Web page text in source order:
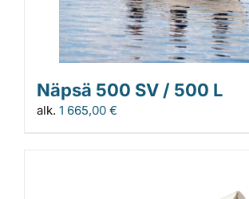
Näpsä 500 SV / 500 L
alk. 1 665,00 €